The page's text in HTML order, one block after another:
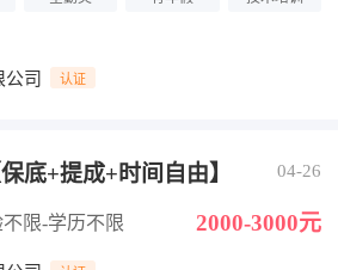
司 认证
底+提成+时间自由】 04-26
限-学历不限 2000-3000元